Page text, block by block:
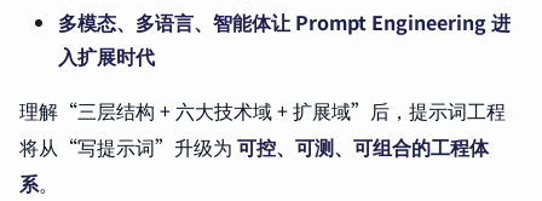
多模态、多语言、智能体让 Prompt Engineering 进
入扩展时代
理解“三层结构 + 六大技术域 + 扩展域”后，提示词工程
将从“写提示词”升级为 可控、可测、可组合的工程体
系。